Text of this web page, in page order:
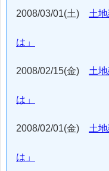
2008/03/01(土) 土
は」
2008/02/15(金) 土
は」
2008/02/01(金) 土
は」